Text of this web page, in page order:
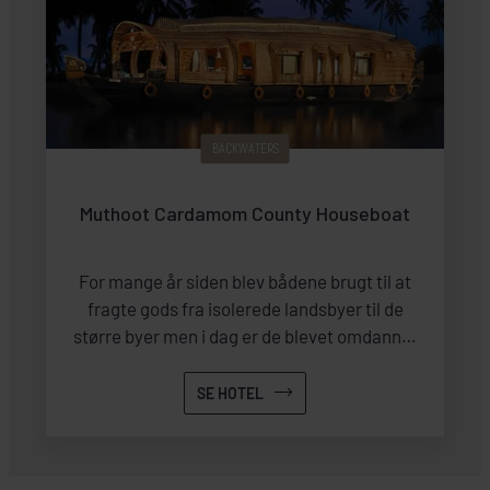
BACKWATERS
Muthoot Cardamom County Houseboat
For mange år siden blev bådene brugt til at
fragte gods fra isolerede landsbyer til de
større byer men i dag er de blevet omdannet
aircondition og eget toilet og bad og et
køkken bagest, hvor personalet tilbereder
SE HOTEL